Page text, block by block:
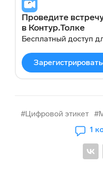
Проведите
в Контур.Толке
Бесплатный доступ
#Цифровой этикет
1